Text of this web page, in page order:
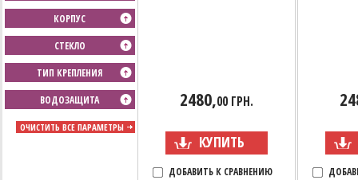
КОРПУС
СТЕКЛО
ТИП КРЕПЛЕНИЯ
ВОДОЗАЩИТА
ОЧИСТИТЬ ВСЕ ПАРАМЕТРЫ
2480,00 ГРН.
КУПИТЬ
ДОБАВИТЬ К СРАВНЕНИЮ